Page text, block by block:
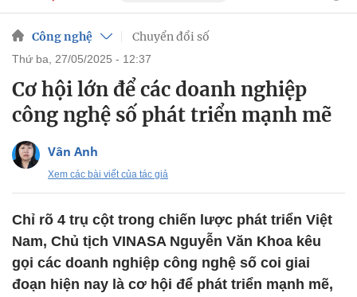
Công nghệ Chuyển đổi số
thứ ba, 27/05/2025 - 12:37
Cơ hội lớn để các doanh nghiệp
công nghệ số phát triển mạnh mẽ
Vân Anh
Xem các bài viết của tác giả
Chỉ rõ 4 trụ cột trong chiến lược phát triển Việt
Nam, Chủ tịch VINASA Nguyễn Văn Khoa kêu
gọi các doanh nghiệp công nghệ số coi giai
đoạn hiện nay là cơ hội để phát triển mạnh mẽ,